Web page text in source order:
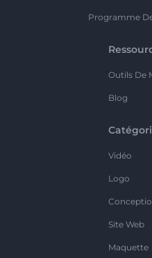
Programme
Outils De
Blog
Vidéo
Logo
Site Web
Maquette